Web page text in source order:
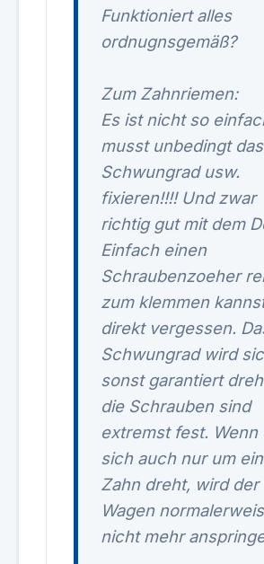
Funktioniert alles
ordnugnsgemäß?
Zum Zahnriemen:
Es ist nicht so
musst unbedingt das
Schwungrad usw.
fixieren!!!! Und zwar
richtig gut mit dem
Einfach einen
Schraubenzoeher
zum klemmen
direkt vergessen.
Schwungrad wird
sonst garantiert
die Schrauben sind
extremst fest. Wenn
sich auch nur um
Zahn dreht, wird der
Wagen
nicht mehr